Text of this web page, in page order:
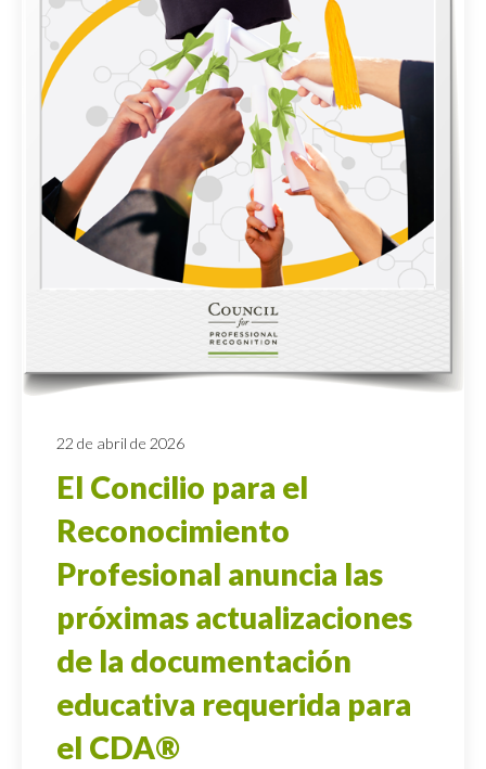
22 de abril de 2026
El Concilio para el
Reconocimiento
Profesional anuncia las
próximas actualizaciones
de la documentación
educativa requerida para
el CDA®